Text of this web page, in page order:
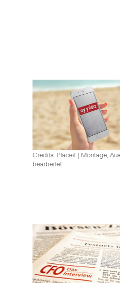
Credits: Placeit | Montage,
bearbeitet